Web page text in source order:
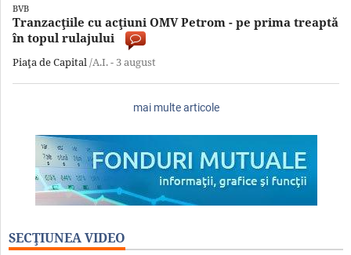
BVB
Tranzacţiile cu acţiuni OMV Petrom - pe prima treaptă
în topul rulajului
Piaţa de Capital/A.I. - 3 august
mai multe articole
SECŢIUNEA VIDEO